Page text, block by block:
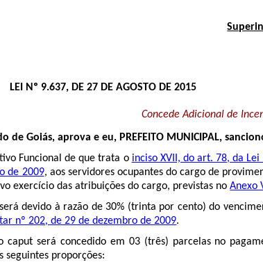
LEI Nº 9.637, DE 27 DE AGOSTO DE 2015
Concede Adicional de
de Goiás, aprova e eu, PREFEITO MUNICIPAL,
Funcional de que trata o inciso XVII, do art. 78, da
de 2009, aos servidores ocupantes do cargo de
exercício das atribuições do cargo, previstas noAnexo
devido à razão de 30% (trinta por cento) do
nº 202, de 29 de dezembro de 2009.
será concedido em 03 (três) parcelas no
seguintes proporções: